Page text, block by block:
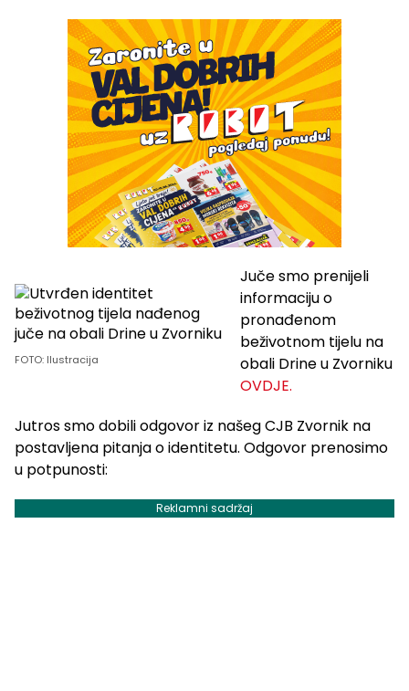
FOTO: Ilustracija
Juče smo prenijeli
informaciju o
pronađenom
beživotnom tijelu na
obali Drine u Zvorniku
OVDJE.
Jutros smo dobili odgovor iz našeg CJB Zvornik na
postavljena pitanja o identitetu. Odgovor prenosimo
u potpunosti:
Reklamni sadržaj